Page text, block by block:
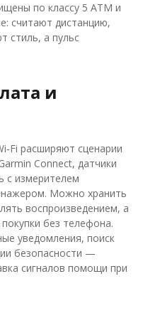
по классу 5 ATM и
считают дистанцию,
стиль, а пульс
и
расширяют сценарии
Connect, датчики
с измерителем
Можно хранить
воспроизведением, а
без телефона.
уведомления, поиск
безопасности —
сигналов помощи при